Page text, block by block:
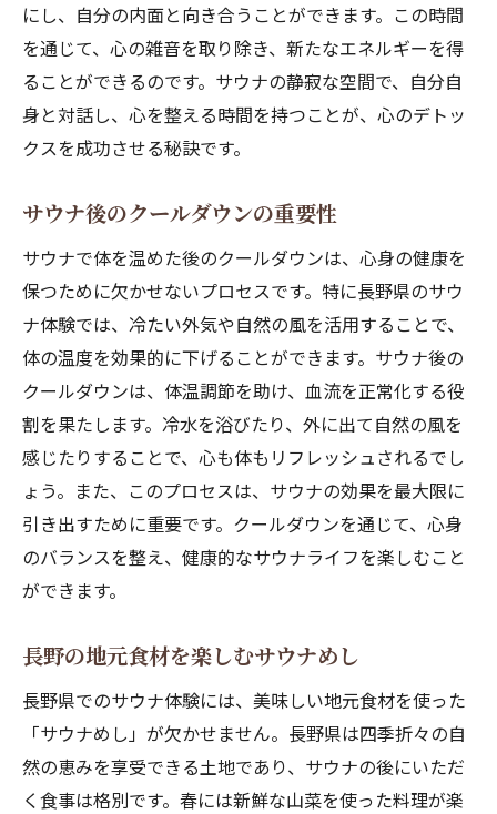
にし、自分の内面と向き合うことができます。この時間
を通じて、心の雑音を取り除き、新たなエネルギーを得
ることができるのです。サウナの静寂な空間で、自分自
身と対話し、心を整える時間を持つことが、心のデトッ
クスを成功させる秘訣です。
サウナ後のクールダウンの重要性
サウナで体を温めた後のクールダウンは、心身の健康を
保つために欠かせないプロセスです。特に長野県のサウ
ナ体験では、冷たい外気や自然の風を活用することで、
体の温度を効果的に下げることができます。サウナ後の
クールダウンは、体温調節を助け、血流を正常化する役
割を果たします。冷水を浴びたり、外に出て自然の風を
感じたりすることで、心も体もリフレッシュされるでし
ょう。また、このプロセスは、サウナの効果を最大限に
引き出すために重要です。クールダウンを通じて、心身
のバランスを整え、健康的なサウナライフを楽しむこと
ができます。
長野の地元食材を楽しむサウナめし
長野県でのサウナ体験には、美味しい地元食材を使った
「サウナめし」が欠かせません。長野県は四季折々の自
然の恵みを享受できる土地であり、サウナの後にいただ
く食事は格別です。春には新鮮な山菜を使った料理が楽